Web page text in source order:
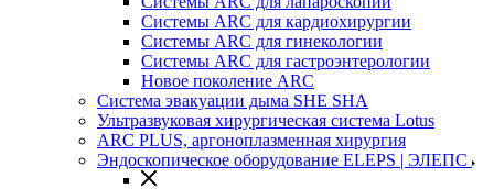
Системы ARC для кардиохирургии
Системы ARC для гинекологии
Системы ARC для гастроэнтерологии
Новое поколение ARC
Система эвакуации дыма SHE SHA
Ультразвуковая хирургическая система Lotus
ARC PLUS, аргоноплазменная хирургия
Эндоскопическое оборудование ELEPS | ЭЛЕПС